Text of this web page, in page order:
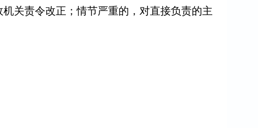
关责令改正；情节严重的，对直接负责的主